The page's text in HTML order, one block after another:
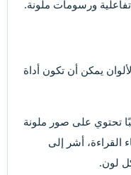
ورسومات ملونة.
يمكن أن تكون أداة
تحتوي على صور ملونة
القراءة، أشر إلى
لون.